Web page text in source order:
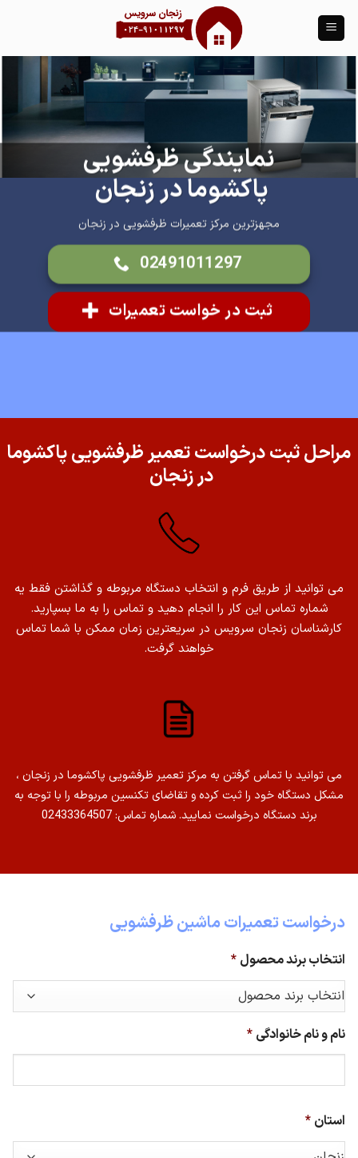
نمایندگی ظرفشویی
پاکشوما در زنجان
مجهزترین مرکز تعمیرات ظرفشویی در زنجان
02491011297
ثبت در خواست تعمیرات
مراحل ثبت درخواست تعمیر ظرفشویی پاکشوما
در زنجان
می توانید از طریق فرم و انتخاب دستگاه مربوطه و گذاشتن فقط یه
شماره تماس این کار را انجام دهید و تماس را به ما بسپارید.
کارشناسان زنجان سرویس در سریعترین زمان ممکن با شما تماس
خواهند گرفت.
می توانید با تماس گرفتن به مرکز تعمیر ظرفشویی پاکشوما در زنجان ،
مشکل دستگاه خود را ثبت کرده و تقاضای تکنسین مربوطه را با توجه به
برند دستگاه درخواست نمایید. شماره تماس: 02433364507
درخواست تعمیرات ماشین ظرفشویی
انتخاب برند محصول *
نام و نام خانوادگی *
استان *